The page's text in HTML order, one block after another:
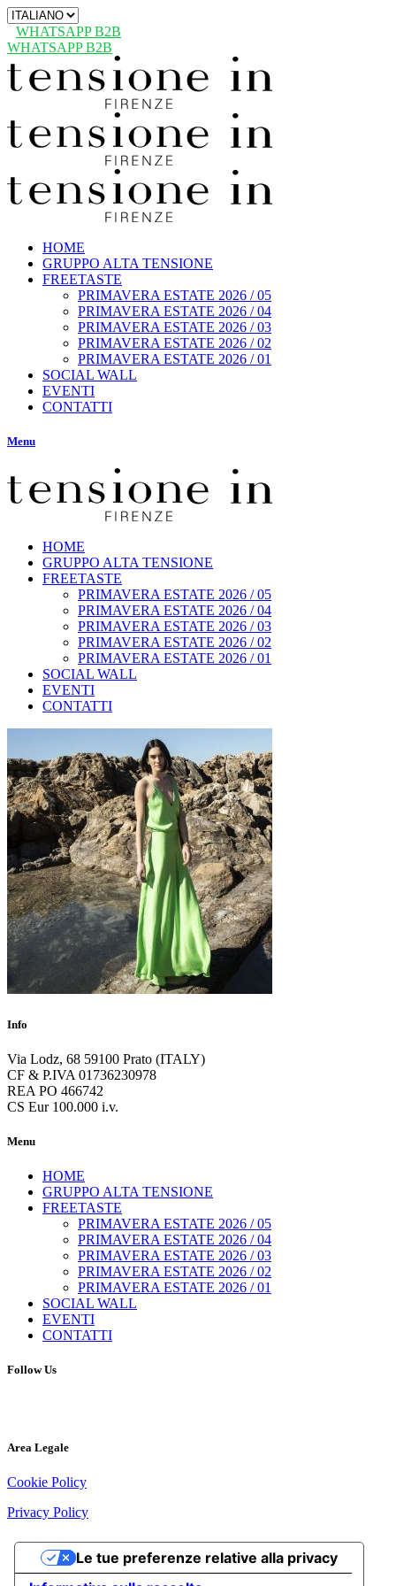
Scegli
una
lingua
WHATSAPP B2B
WHATSAPP B2B
HOME
GRUPPO ALTA TENSIONE
FREETASTE
PRIMAVERA ESTATE 2026 / 05
PRIMAVERA ESTATE 2026 / 04
PRIMAVERA ESTATE 2026 / 03
PRIMAVERA ESTATE 2026 / 02
PRIMAVERA ESTATE 2026 / 01
SOCIAL WALL
EVENTI
CONTATTI
Menu
HOME
GRUPPO ALTA TENSIONE
FREETASTE
PRIMAVERA ESTATE 2026 / 05
PRIMAVERA ESTATE 2026 / 04
PRIMAVERA ESTATE 2026 / 03
PRIMAVERA ESTATE 2026 / 02
PRIMAVERA ESTATE 2026 / 01
SOCIAL WALL
EVENTI
CONTATTI
Info
Via Lodz, 68 59100 Prato (ITALY)
CF & P.IVA 01736230978
REA PO 466742
CS Eur 100.000 i.v.
Menu
HOME
GRUPPO ALTA TENSIONE
FREETASTE
PRIMAVERA ESTATE 2026 / 05
PRIMAVERA ESTATE 2026 / 04
PRIMAVERA ESTATE 2026 / 03
PRIMAVERA ESTATE 2026 / 02
PRIMAVERA ESTATE 2026 / 01
SOCIAL WALL
EVENTI
CONTATTI
Follow Us
Area Legale
Cookie Policy
Privacy Policy
Le tue preferenze relative alla privacy